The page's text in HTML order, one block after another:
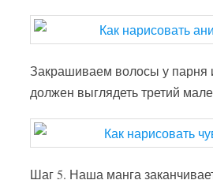
Закрашиваем волосы у парня
должен выглядеть третий
Шаг 5. Наша манга